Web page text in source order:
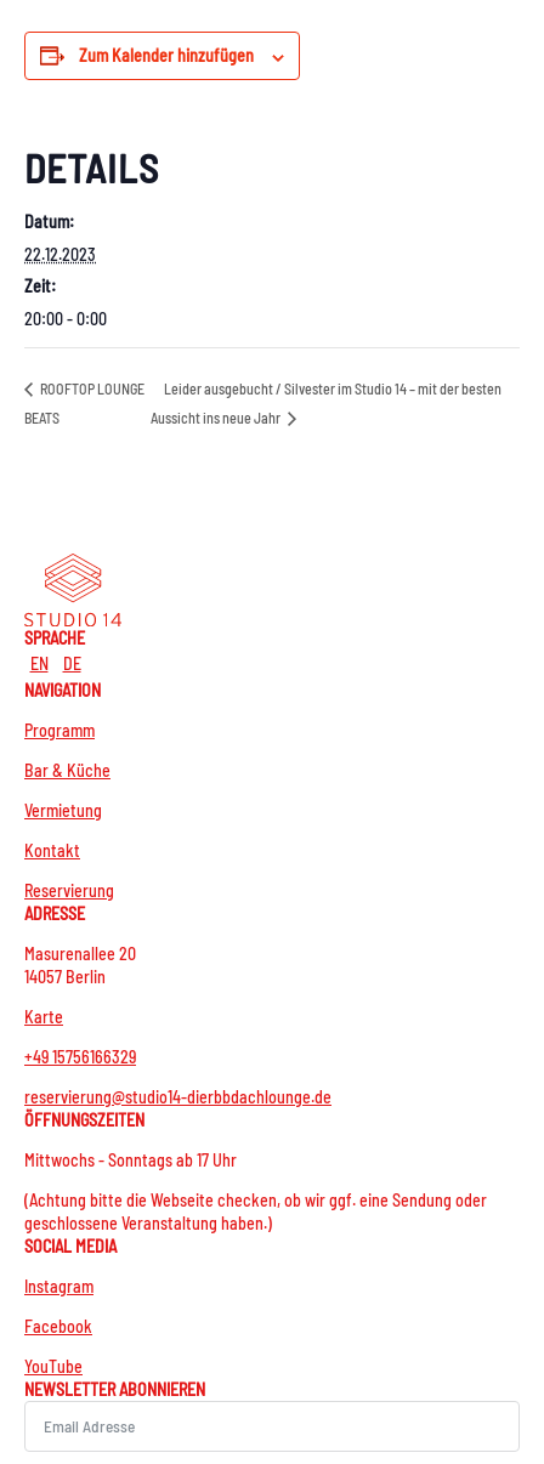
Zum Kalender hinzufügen
DETAILS
Datum:
22.12.2023
Zeit:
20:00 - 0:00
ROOFTOP LOUNGE
BEATS
Leider ausgebucht / Silvester im Studio 14 – mit der besten
Aussicht ins neue Jahr
SPRACHE
EN
DE
NAVIGATION
Programm
Bar & Küche
Vermietung
Kontakt
Reservierung
ADRESSE
Masurenallee 20
14057 Berlin
Karte
+49 15756166329
reservierung@studio14-dierbbdachlounge.de
ÖFFNUNGSZEITEN
Mittwochs - Sonntags ab 17 Uhr
(Achtung bitte die Webseite checken, ob wir ggf. eine Sendung oder
geschlossene Veranstaltung haben.)
SOCIAL MEDIA
Instagram
Facebook
YouTube
NEWSLETTER ABONNIEREN